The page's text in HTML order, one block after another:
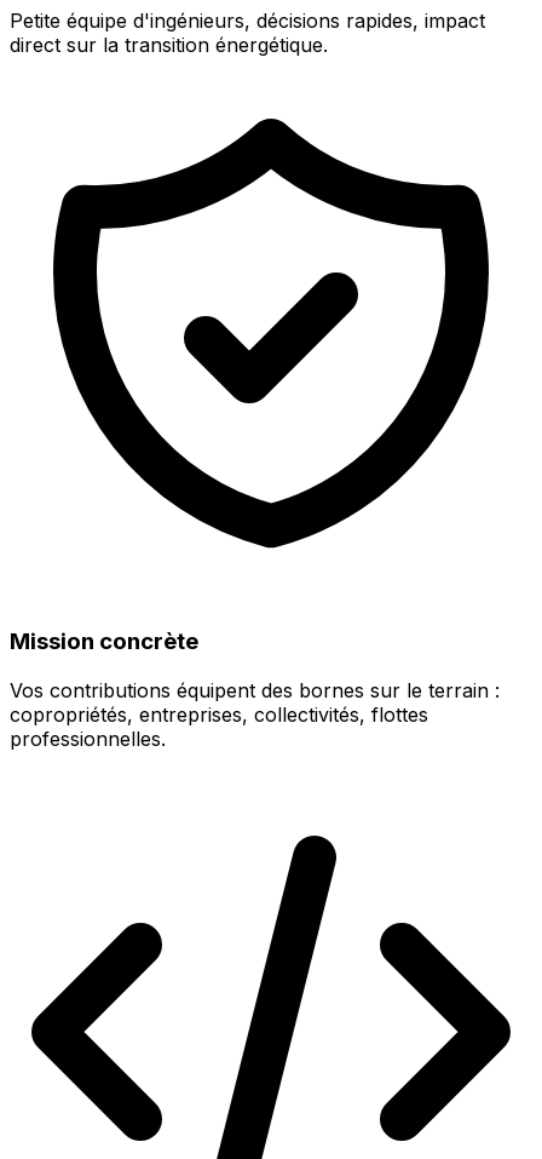
Petite équipe d'ingénieurs, décisions rapides, impact
direct sur la transition énergétique.
Mission concrète
Vos contributions équipent des bornes sur le terrain :
copropriétés, entreprises, collectivités, flottes
professionnelles.